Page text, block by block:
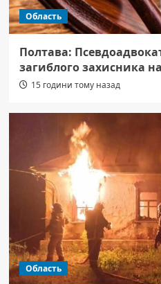
Область
Полтава:
загиблого захисника
15 години тому назад
Область